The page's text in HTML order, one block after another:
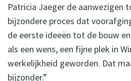
Patricia Jaeger de aanwezigen
bijzondere proces dat
de eerste ideeën tot de bouw
als een wens, een fijne plek in
werkelijkheid geworden. Dat
bijzonder.”